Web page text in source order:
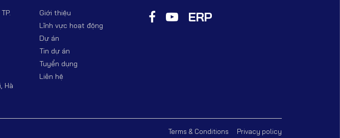
Hà
Giới thiệu
Lĩnh vực hoạt động
Dự án
Tin dự án
Tuyển dụng
Liên hệ
ERP
Terms & Conditions Privacy policy